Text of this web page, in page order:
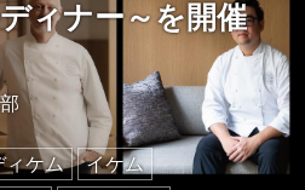
ィナー～を開催
ィケム
イケム